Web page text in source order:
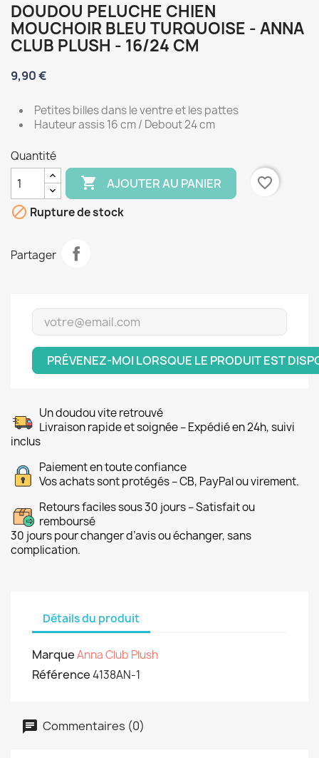
DOUDOU PELUCHE CHIEN
MOUCHOIR BLEU TURQUOISE - ANNA
CLUB PLUSH - 16/24 CM
9,90 €
Petites billes dans le ventre et les pattes
Hauteur assis 16 cm / Debout 24 cm
Quantité
 AJOUTER AU PANIER
favorite_border
 Rupture de stock
Partager
PRÉVENEZ-MOI LORSQUE LE PRODUIT EST
Un doudou vite retrouvé
Livraison rapide et soignée – Expédié en 24h, suivi
inclus
Paiement en toute confiance
Vos achats sont protégés – CB, PayPal ou virement.
Retours faciles sous 30 jours – Satisfait ou
remboursé
30 jours pour changer d’avis ou échanger, sans
complication.
Détails du produit
MarqueAnna Club Plush
Référence4138AN-1
Commentaires (0)